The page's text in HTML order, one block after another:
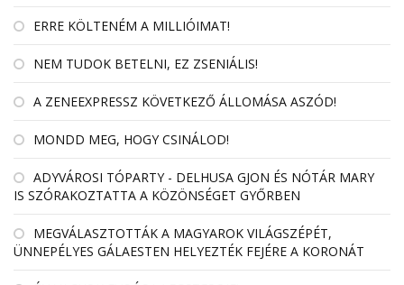
ERRE KÖLTENÉM A MILLIÓIMAT!
NEM TUDOK BETELNI, EZ ZSENIÁLIS!
A ZENEEXPRESSZ KÖVETKEZŐ ÁLLOMÁSA ASZÓD!
MONDD MEG, HOGY CSINÁLOD!
ADYVÁROSI TÓPARTY - DELHUSA GJON ÉS NÓTÁR MARY
IS SZÓRAKOZTATTA A KÖZÖNSÉGET GYŐRBEN
MEGVÁLASZTOTTÁK A MAGYAROK VILÁGSZÉPÉT,
ÜNNEPÉLYES GÁLAESTEN HELYEZTÉK FEJÉRE A KORONÁT